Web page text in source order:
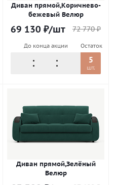
Диван прямой,Коричнево-
бежевый Велюр
69 130 ₽/шт 72 770₽
До конца акции Остаток
5
шт.
Диван прямой,Зелёный
Велюр